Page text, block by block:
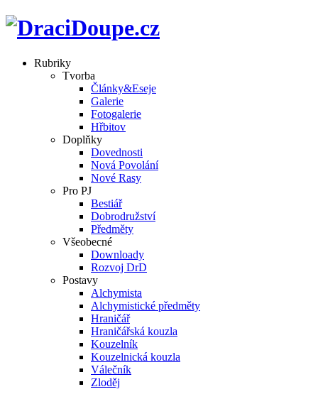
Rubriky
Tvorba
Články&Eseje
Galerie
Fotogalerie
Hřbitov
Doplňky
Dovednosti
Nová Povolání
Nové Rasy
Pro PJ
Bestiář
Dobrodružství
Předměty
Všeobecné
Downloady
Rozvoj DrD
Postavy
Alchymista
Alchymistické předměty
Hraničář
Hraničářská kouzla
Kouzelník
Kouzelnická kouzla
Válečník
Zloděj